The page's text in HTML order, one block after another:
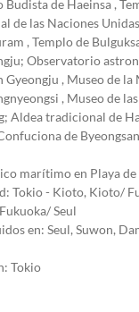
Budista de Haeinsa ,
de las Naciones
, Templo de
Observatorio
Gyeongju , Museo de la
, Museo de
Aldea tradicional de
de
marítimo en Playa de
Tokio - Kioto, Kioto/
Seul
en: Seul, Suwon,
Tokio